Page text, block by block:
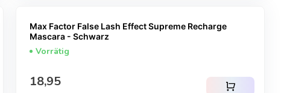
Max Factor False Lash Effect Supreme Recharge
Mascara - Schwarz
Vorrätig
Regulärer Preis
18,95 shopping_cart